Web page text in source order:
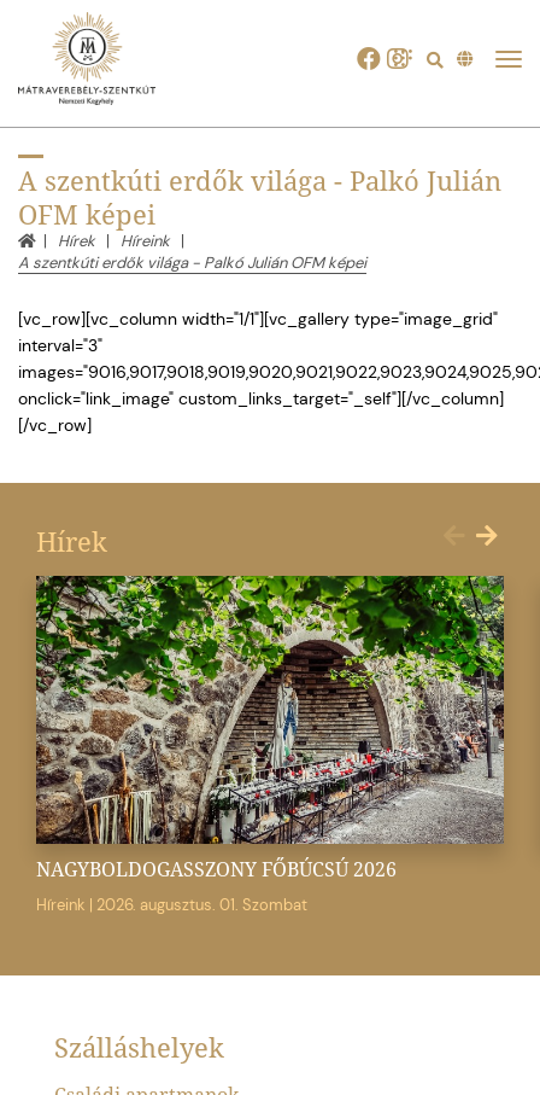
A szentkúti erdők világa - Palkó Julián
OFM képei
Hírek
Híreink
A szentkúti erdők világa - Palkó Julián OFM képei
[vc_row][vc_column width="1/1"][vc_gallery type="image_grid"
interval="3"
onclick="link_image" custom_links_target="_self"][/vc_column]
[/vc_row]
Hírek
NAGYBOLDOGASSZONY FŐBÚCSÚ 2026
Híreink | 2026. augusztus. 01. Szombat
Szálláshelyek